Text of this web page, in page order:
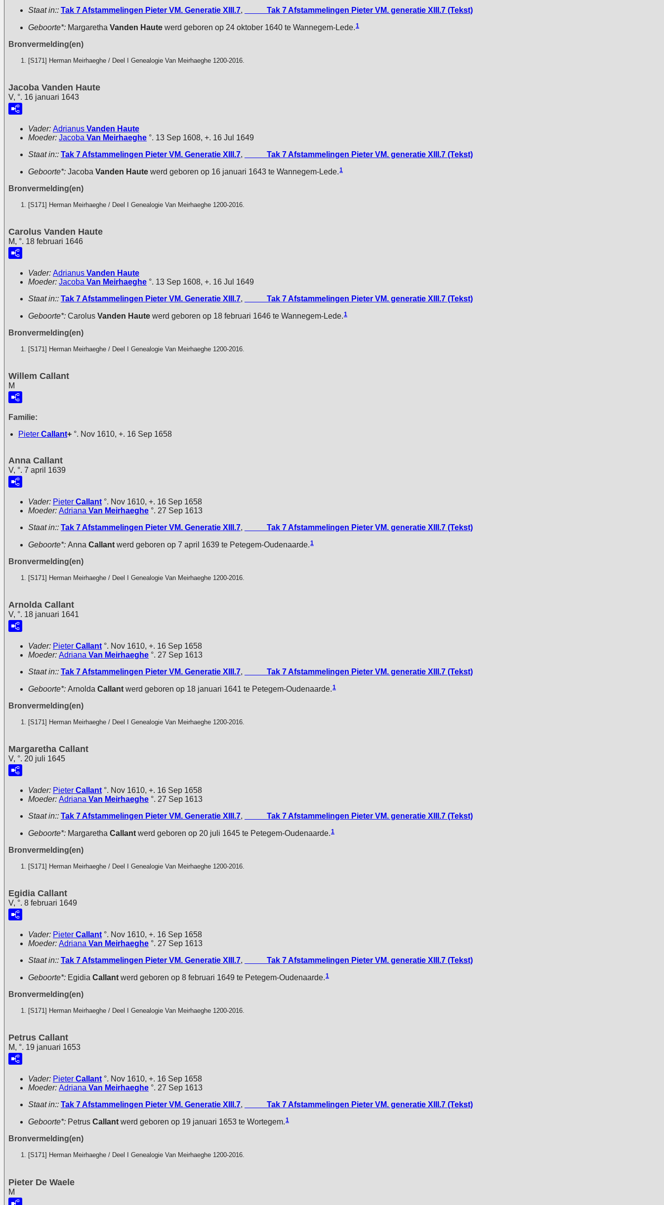
Staat in:: Tak 7 Afstammelingen Pieter VM. Generatie XIII.7, _____Tak 7 Afstammelingen Pieter VM. generatie XIII.7 (Tekst)
Geboorte*: Margaretha Vanden Haute werd geboren op 24 oktober 1640 te Wannegem-Lede.1
Bronvermelding(en)
[S171] Herman Meirhaeghe / Deel I Genealogie Van Meirhaeghe 1200-2016.
Jacoba Vanden Haute
V, °. 16 januari 1643
Vader: Adrianus Vanden Haute
Moeder: Jacoba Van Meirhaeghe °. 13 Sep 1608, +. 16 Jul 1649
Staat in:: Tak 7 Afstammelingen Pieter VM. Generatie XIII.7, _____Tak 7 Afstammelingen Pieter VM. generatie XIII.7 (Tekst)
Geboorte*: Jacoba Vanden Haute werd geboren op 16 januari 1643 te Wannegem-Lede.1
Bronvermelding(en)
[S171] Herman Meirhaeghe / Deel I Genealogie Van Meirhaeghe 1200-2016.
Carolus Vanden Haute
M, °. 18 februari 1646
Vader: Adrianus Vanden Haute
Moeder: Jacoba Van Meirhaeghe °. 13 Sep 1608, +. 16 Jul 1649
Staat in:: Tak 7 Afstammelingen Pieter VM. Generatie XIII.7, _____Tak 7 Afstammelingen Pieter VM. generatie XIII.7 (Tekst)
Geboorte*: Carolus Vanden Haute werd geboren op 18 februari 1646 te Wannegem-Lede.1
Bronvermelding(en)
[S171] Herman Meirhaeghe / Deel I Genealogie Van Meirhaeghe 1200-2016.
Willem Callant
M
Familie:
Pieter Callant+ °. Nov 1610, +. 16 Sep 1658
Anna Callant
V, °. 7 april 1639
Vader: Pieter Callant °. Nov 1610, +. 16 Sep 1658
Moeder: Adriana Van Meirhaeghe °. 27 Sep 1613
Staat in:: Tak 7 Afstammelingen Pieter VM. Generatie XIII.7, _____Tak 7 Afstammelingen Pieter VM. generatie XIII.7 (Tekst)
Geboorte*: Anna Callant werd geboren op 7 april 1639 te Petegem-Oudenaarde.1
Bronvermelding(en)
[S171] Herman Meirhaeghe / Deel I Genealogie Van Meirhaeghe 1200-2016.
Arnolda Callant
V, °. 18 januari 1641
Vader: Pieter Callant °. Nov 1610, +. 16 Sep 1658
Moeder: Adriana Van Meirhaeghe °. 27 Sep 1613
Staat in:: Tak 7 Afstammelingen Pieter VM. Generatie XIII.7, _____Tak 7 Afstammelingen Pieter VM. generatie XIII.7 (Tekst)
Geboorte*: Arnolda Callant werd geboren op 18 januari 1641 te Petegem-Oudenaarde.1
Bronvermelding(en)
[S171] Herman Meirhaeghe / Deel I Genealogie Van Meirhaeghe 1200-2016.
Margaretha Callant
V, °. 20 juli 1645
Vader: Pieter Callant °. Nov 1610, +. 16 Sep 1658
Moeder: Adriana Van Meirhaeghe °. 27 Sep 1613
Staat in:: Tak 7 Afstammelingen Pieter VM. Generatie XIII.7, _____Tak 7 Afstammelingen Pieter VM. generatie XIII.7 (Tekst)
Geboorte*: Margaretha Callant werd geboren op 20 juli 1645 te Petegem-Oudenaarde.1
Bronvermelding(en)
[S171] Herman Meirhaeghe / Deel I Genealogie Van Meirhaeghe 1200-2016.
Egidia Callant
V, °. 8 februari 1649
Vader: Pieter Callant°. Nov 1610, +. 16 Sep 1658
Moeder: Adriana Van Meirhaeghe °. 27 Sep 1613
Staat in:: Tak 7 Afstammelingen Pieter VM. Generatie XIII.7, _____Tak 7 Afstammelingen Pieter VM. generatie XIII.7 (Tekst)
Geboorte*: Egidia Callant werd geboren op 8 februari 1649 te Petegem-Oudenaarde.1
Bronvermelding(en)
[S171] Herman Meirhaeghe / Deel I Genealogie Van Meirhaeghe 1200-2016.
Petrus Callant
M, °. 19 januari 1653
Vader: Pieter Callant°. Nov 1610, +. 16 Sep 1658
Moeder: Adriana Van Meirhaeghe °. 27 Sep 1613
Staat in:: Tak 7 Afstammelingen Pieter VM. Generatie XIII.7, _____Tak 7 Afstammelingen Pieter VM. generatie XIII.7 (Tekst)
Geboorte*: Petrus Callant werd geboren op 19 januari 1653 te Wortegem.1
Bronvermelding(en)
[S171] Herman Meirhaeghe / Deel I Genealogie Van Meirhaeghe 1200-2016.
Pieter De Waele
M